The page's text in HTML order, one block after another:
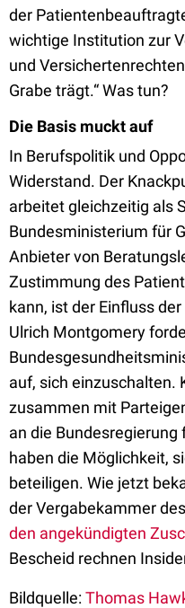
der
wichtige Institution zur
und
Grabe trägt.“ Was tun?
Die Basis muckt auf
In Berufspolitik und
Widerstand. Der
arbeitet gleichzeitig als
Bundesministerium für
Anbieter von
Zustimmung des
kann, ist der Einfluss
Ulrich Montgomery
auf, sich einzuschalten.
zusammen mit
an die
haben die Möglichkeit,
beteiligen. Wie jetzt
der Vergabekammer
den angekündigten
Bescheid rechnen
Bildquelle:Thomas